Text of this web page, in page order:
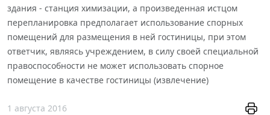
здания - станция химизации, а произведенная истцом
перепланировка предполагает использование спорных
помещений для размещения в ней гостиницы, при этом
ответчик, являясь учреждением, в силу своей специальной
правоспособности не может использовать спорное
помещение в качестве гостиницы (извлечение)
1 августа 2016